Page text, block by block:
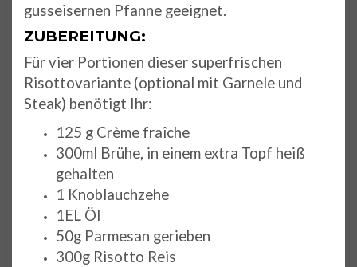
gusseisernen Pfanne geeignet.
ZUBEREITUNG:
Für vier Portionen dieser superfrischen
Risottovariante (optional mit Garnele und
Steak) benötigt Ihr:
125 g Crème fraîche
300ml Brühe, in einem extra Topf heiß
gehalten
1 Knoblauchzehe
1EL Öl
50g Parmesan gerieben
300g Risotto Reis